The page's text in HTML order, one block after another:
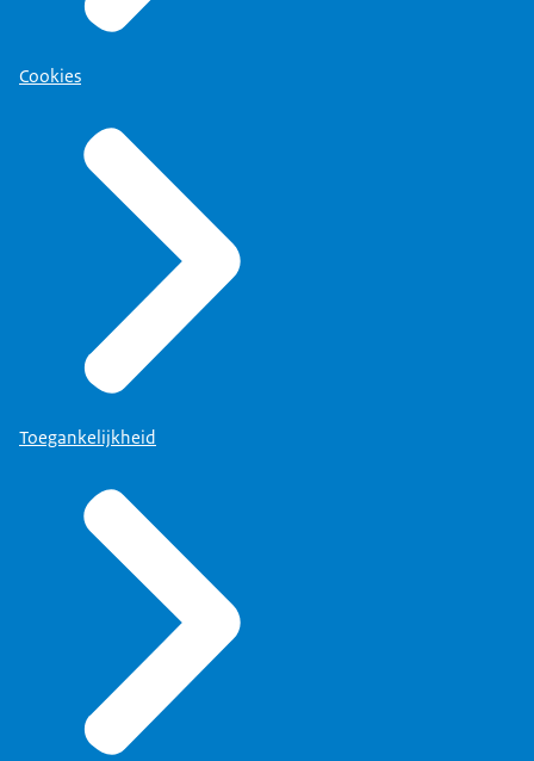
Cookies
Toegankelijkheid